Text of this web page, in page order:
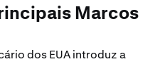
Marcos
dos EUA introduz a